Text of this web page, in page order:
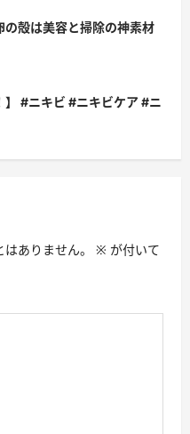
の殻は美容と掃除の神素材
】 #ニキビ #ニキビケア #ニ
ありません。 ※ が付いて